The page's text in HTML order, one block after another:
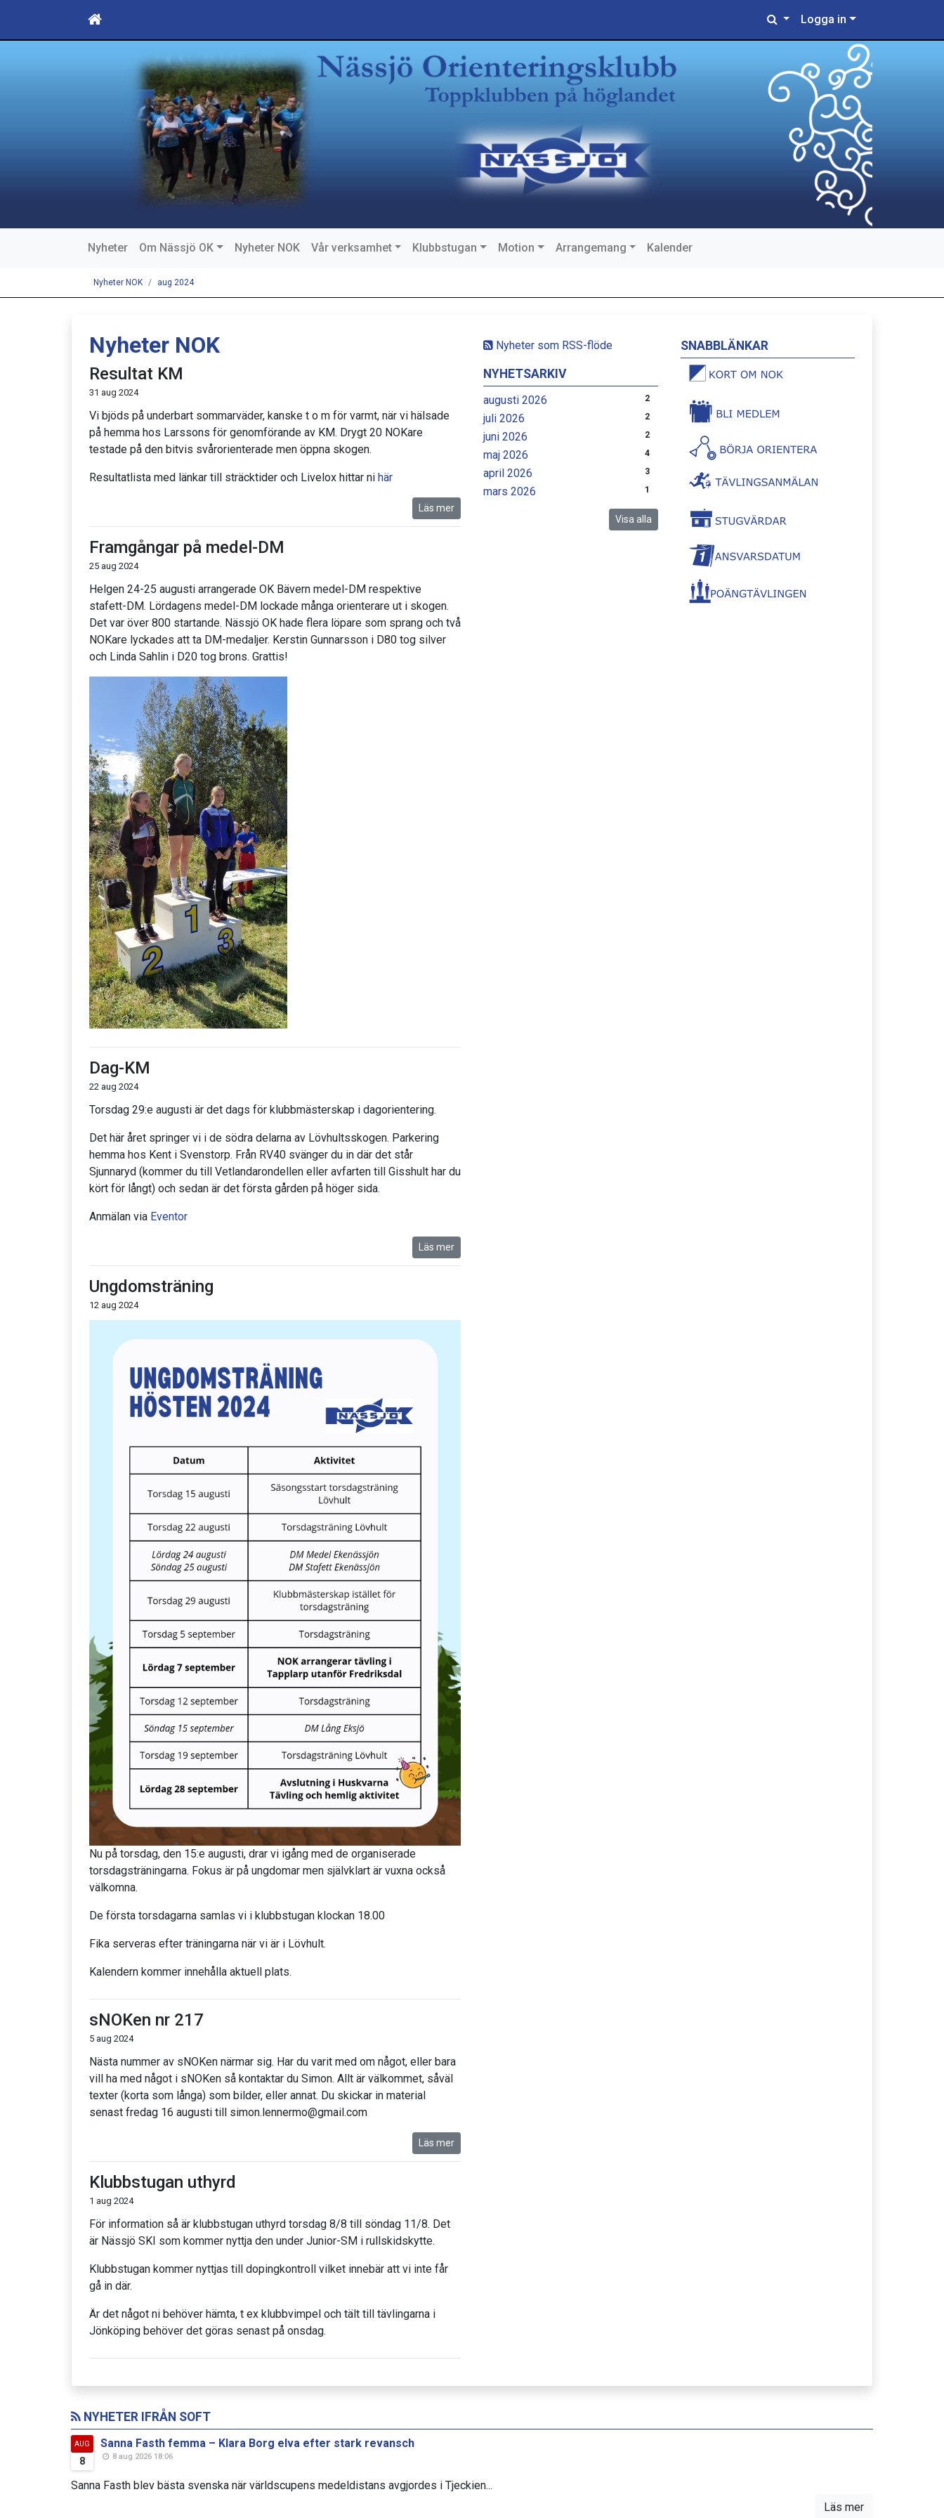
Logga in
Nyheter Om Nässjö OK Nyheter NOK Vår verksamhet Klubbstugan Motion Arrangemang Kalender
Nyheter NOK aug 2024
Nyheter som RSS-flöde
NYHETSARKIV
augusti 2026 2
juli 2026 2
juni 2026 2
maj 2026 4
april 2026 3
mars 2026 1
Visa alla
Nyheter NOK
Resultat KM
31 aug 2024
Vi bjöds på underbart sommarväder, kanske t o m för varmt, när vi hälsade
på hemma hos Larssons för genomförande av KM. Drygt 20 NOKare
testade på den bitvis svårorienterade men öppna skogen.
Resultatlista med länkar till sträcktider och Livelox hittar ni här
Läs mer
Framgångar på medel-DM
25 aug 2024
Helgen 24-25 augusti arrangerade OK Bävern medel-DM respektive
stafett-DM. Lördagens medel-DM lockade många orienterare ut i skogen.
Det var över 800 startande. Nässjö OK hade flera löpare som sprang och två
NOKare lyckades att ta DM-medaljer. Kerstin Gunnarsson i D80 tog silver
och Linda Sahlin i D20 tog brons. Grattis!
Dag-KM
22 aug 2024
Torsdag 29:e augusti är det dags för klubbmästerskap i dagorientering.
Det här året springer vi i de södra delarna av Lövhultsskogen. Parkering
hemma hos Kent i Svenstorp. Från RV40 svänger du in där det står
Sjunnaryd (kommer du till Vetlandarondellen eller avfarten till Gisshult har du
kört för långt) och sedan är det första gården på höger sida.
Anmälan via Eventor
Läs mer
Ungdomsträning
12 aug 2024
Nu på torsdag, den 15:e augusti, drar vi igång med de organiserade
torsdagsträningarna. Fokus är på ungdomar men självklart är vuxna också
välkomna.
De första torsdagarna samlas vi i klubbstugan klockan 18.00
Fika serveras efter träningarna när vi är i Lövhult.
Kalendern kommer innehålla aktuell plats.
sNOKen nr 217
5 aug 2024
Nästa nummer av sNOKen närmar sig. Har du varit med om något, eller bara
vill ha med något i sNOKen så kontaktar du Simon. Allt är välkommet, såväl
texter (korta som långa) som bilder, eller annat. Du skickar in material
senast fredag 16 augusti till simon.lennermo@gmail.com
Läs mer
Klubbstugan uthyrd
1 aug 2024
För information så är klubbstugan uthyrd torsdag 8/8 till söndag 11/8. Det
är Nässjö SKI som kommer nyttja den under Junior-SM i rullskidskytte.
Klubbstugan kommer nyttjas till dopingkontroll vilket innebär att vi inte får
gå in där.
Är det något ni behöver hämta, t ex klubbvimpel och tält till tävlingarna i
Jönköping behöver det göras senast på onsdag.
SNABBLÄNKAR
NYHETER IFRÅN SOFT
AUG
8
Sanna Fasth femma – Klara Borg elva efter stark revansch
8 aug 2026 18:06
Sanna Fasth blev bästa svenska när världscupens medeldistans avgjordes i Tjeckien...
Läs mer